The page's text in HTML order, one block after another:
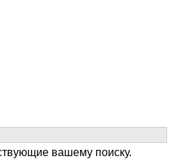
вашему поиску.